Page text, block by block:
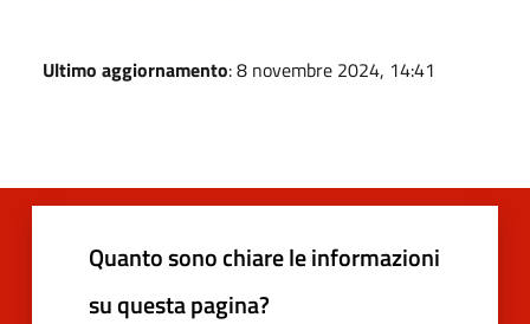
Ultimo aggiornamento: 8 novembre 2024, 14:41
Quanto sono chiare le informazioni
su questa pagina?